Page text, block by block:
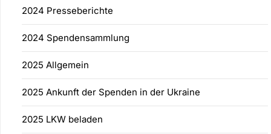
2024 Presseberichte
2024 Spendensammlung
2025 Allgemein
2025 Ankunft der Spenden in der Ukraine
2025 LKW beladen